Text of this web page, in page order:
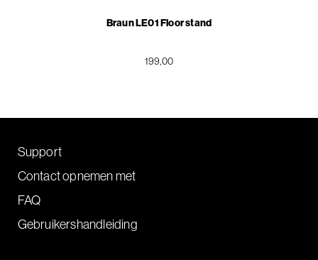
Braun LE01 Floor stand
199,00
Support
Contact opnemen met
FAQ
Gebruikershandleiding